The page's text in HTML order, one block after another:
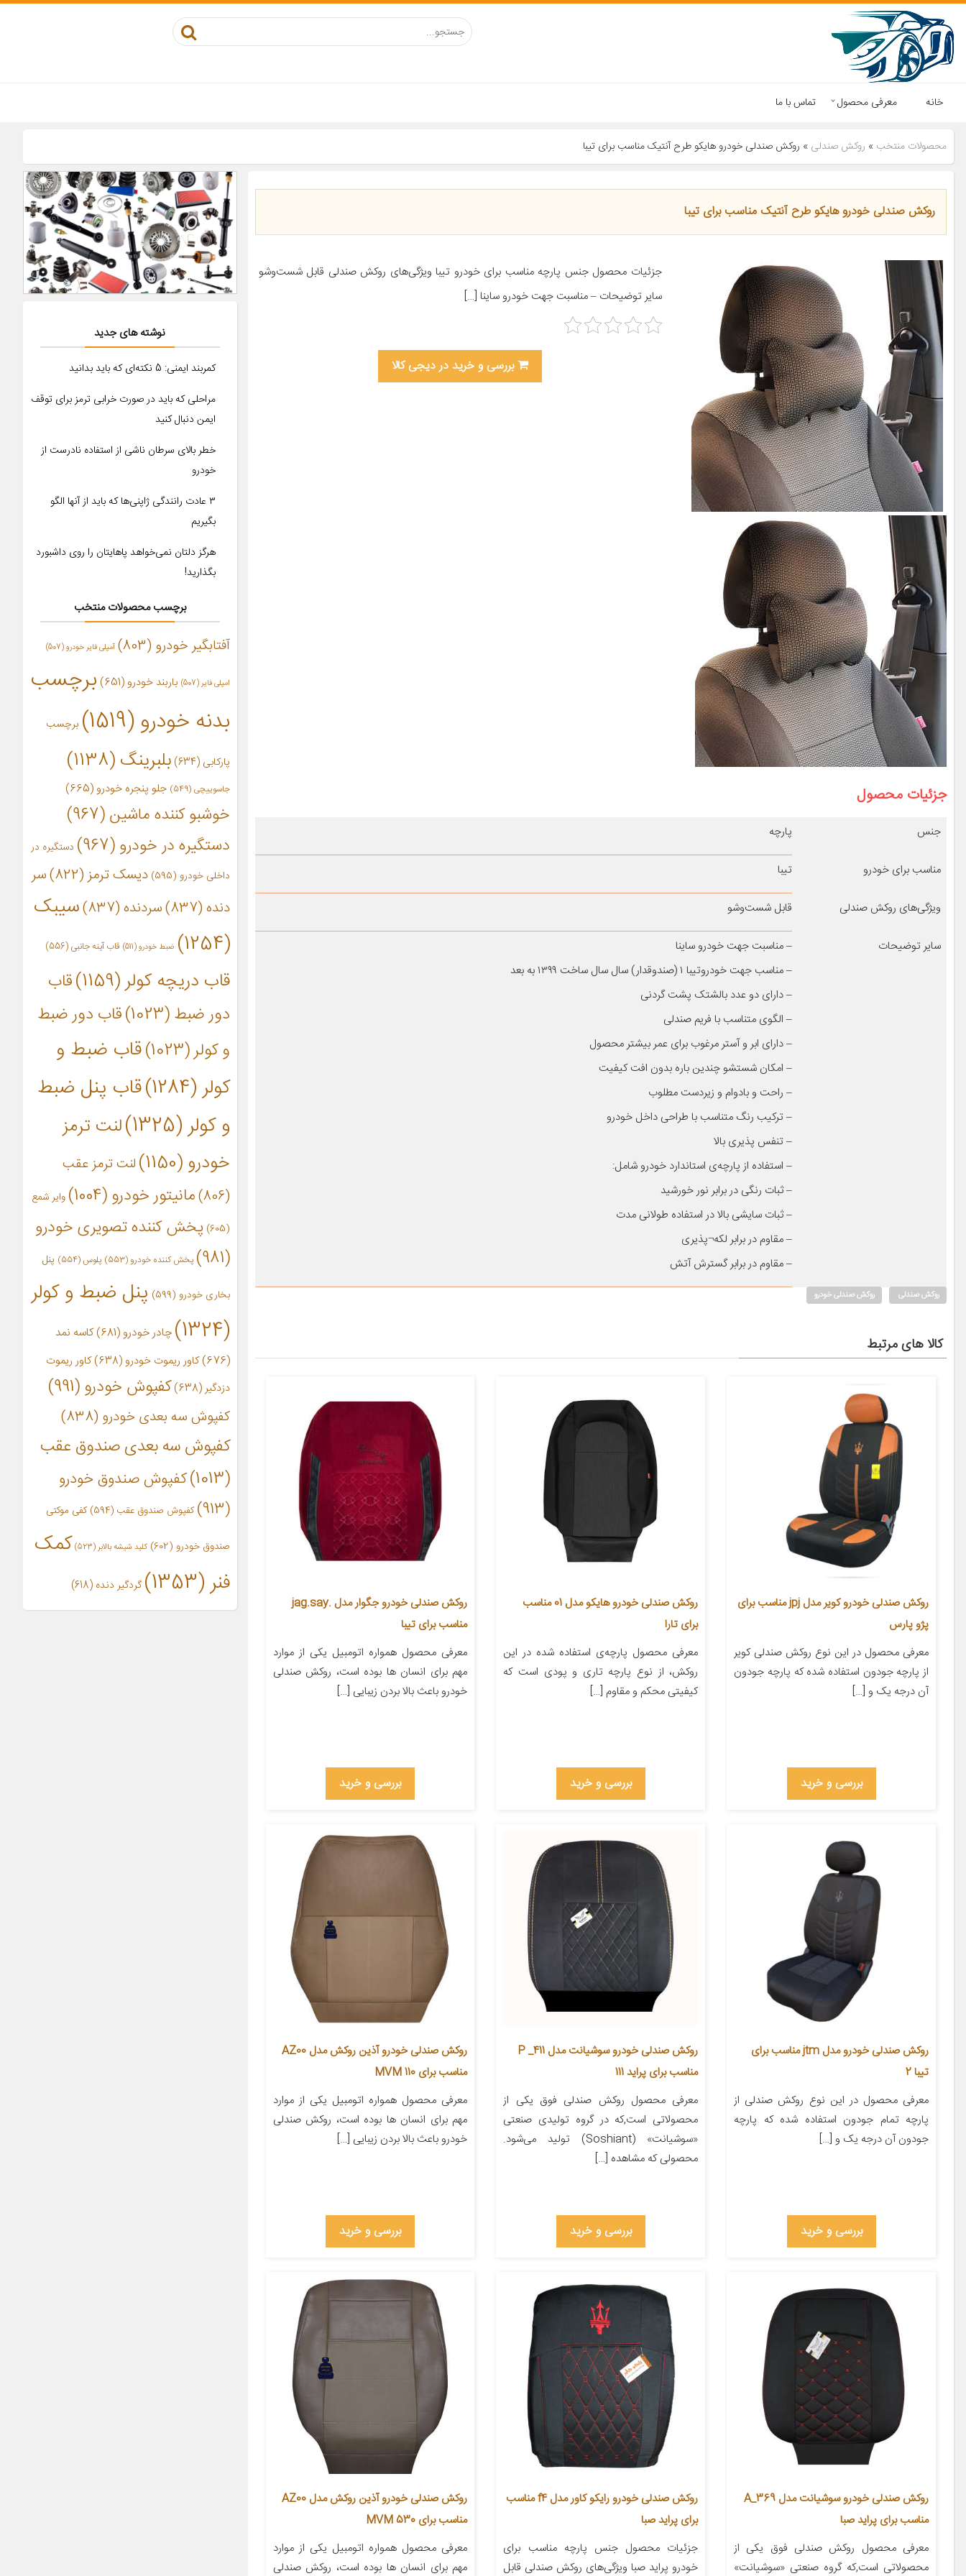
خانه معرفی محصول تماس با ما
محصولات منتخب » روکش صندلی » روکش صندلی خودرو هایکو طرح آنتیک مناسب برای تیبا
روکش صندلی خودرو هایکو طرح آنتیک مناسب برای تیبا
جزئیات محصول جنس پارچه مناسب برای خودرو تیبا ویژگی‌های روکش صندلی قابل شست‌وشو
سایر توضیحات – مناسبت جهت خودرو ساینا […]
بررسی و خرید در دیجی کالا
جزئیات محصول
جنس پارچه
مناسب برای خودرو تیبا
ویژگی‌های روکش صندلی قابل شست‌وشو
سایر توضیحات
– مناسبت جهت خودرو ساینا
– مناسب جهت خودروتیبا ۱ (صندوقدار) سال سال ساخت ۱۳۹۹ به بعد
– دارای دو عدد بالشتک پشت گردنی
– الگوی متناسب با فریم صندلی
– دارای ابر و آستر مرغوب برای عمر بیشتر محصول
– امکان شستشو چندین باره بدون افت کیفیت
– راحت و بادوام و زیردست مطلوب
– ترکیب رنگ متناسب با طراحی داخل خودرو
– تنفس پذیری بالا
– استفاده از پارچه‌ی استاندارد خودرو شامل:
– ثبات رنگی در برابر نور خورشید
– ثبات سایشی بالا در استفاده طولانی مدت
– مقاوم در برابر لکه¬پذیری
– مقاوم در برابر گسترش آتش
روکش صندلی روکش صندلی خودرو
کالا های مرتبط
روکش صندلی خودرو کویر مدل jpj مناسب برای
پژو پارس
معرفی محصول در این نوع روکش صندلی کویر
از پارچه جودون استفاده شده که پارچه جودون
آن درجه یک و […]
بررسی و خرید
روکش صندلی خودرو هایکو مدل 01 مناسب
برای تارا
معرفی محصول پارچه‌ی استفاده شده در این
روکش، از نوع پارچه تاری و پودی است که
کیفیتی محکم و مقاوم […]
بررسی و خرید
روکش صندلی خودرو جگوار مدل .jag.say
مناسب برای تیبا
معرفی محصول همواره اتومبیل یکی از موارد
مهم برای انسان ها بوده است، روکش صندلی
خودرو باعث بالا بردن زیبایی […]
بررسی و خرید
روکش صندلی خودرو مدل jtm مناسب برای
تیبا 2
معرفی محصول در این نوع روکش صندلی از
پارچه تمام جودون استفاده شده که پارچه
جودون آن درجه یک و […]
بررسی و خرید
روکش صندلی خودرو سوشیانت مدل P _411
مناسب برای پراید 111
معرفی محصول روکش صندلی فوق یکی از
محصولاتی است,که در گروه تولیدی صنعتی
«سوشیانت» (Soshiant) تولید می‌شود.
محصولی که مشاهده […]
بررسی و خرید
روکش صندلی خودرو آذین روکش مدل AZ00
مناسب برای MVM 110
معرفی محصول همواره اتومبیل یکی از موارد
مهم برای انسان ها بوده است، روکش صندلی
خودرو باعث بالا بردن زیبایی […]
بررسی و خرید
روکش صندلی خودرو سوشیانت مدل A_369
مناسب برای پراید صبا
معرفی محصول روکش صندلی فوق یکی از
محصولاتی است,که گروه صنعتی «سوشیانت»
روکش صندلی خودرو رایکو کاور مدل f4 مناسب
برای پراید صبا
جزئیات محصول جنس پارچه مناسب برای
خودرو پراید صبا ویژگی‌های روکش صندلی قابل
روکش صندلی خودرو آذین روکش مدل AZ00
مناسب برای MVM 530
معرفی محصول همواره اتومبیل یکی از موارد
مهم برای انسان ها بوده است، روکش صندلی
نوشته های جدید
کمربند ایمنی: 5 نکته‌ای که باید بدانید
مراحلی که باید در صورت خرابی ترمز برای توقف
ایمن دنبال کنید
خطر بالای سرطان ناشی از استفاده نادرست از
خودرو
۳ عادت رانندگی ژاپنی‌ها که باید از آنها الگو
بگیریم
هرگز دلتان نمی‌خواهد پاهایتان را روی داشبورد
بگذارید!
برچسب محصولات منتخب
آفتابگیر خودرو (803) آمپلی فایر خودرو(507)
امپلی فایر (507) باربند خودرو(651)
برچسب
بدنه خودرو(1519) برچسب
پارکابی (634) بلبرینگ(1138)
جاسوییچی (549) جلو پنجره خودرو (665)
خوشبو کننده ماشین(967)
دستگیره در خودرو(967)
دستگیره در
داخلی خودرو (595) دیسک ترمز(822)
سر
دنده(837) سردنده(837)
سیبک
(1254)
ضبط خودرو(511) قاب آینه جانبی (556)
قاب دریچه کولر(1159)
قاب
دور ضبط(1023)
قاب دور ضبط
و کولر(1023)
قاب ضبط و
کولر(1284)
قاب پنل ضبط
و کولر(1325)
لنت ترمز
خودرو(1150)
لنت ترمز عقب
(806)
مانیتور خودرو(1004)
وایر شمع
(605)
پخش کننده تصویری خودرو
(981)
پخش کننده خودرو(553) پلوس(554) پنل
بخاری خودرو (599)
پنل ضبط و کولر
(1324)
چادر خودرو (681)
کاسه نمد
(676)
کاور ریموت خودرو(638)
کاور ریموت
دزدگیر(638) کفپوش خودرو(991)
کفپوش سه بعدی خودرو (838)
کفپوش سه بعدی صندوق عقب
(1013)
کفپوش صندوق خودرو
(913)
کفپوش صندوق عقب (594) کفی موکتی
صندوق خودرو (602) کلید شیشه بالابر(523)
کمک
فنر(1353) گردگیر دنده (618)